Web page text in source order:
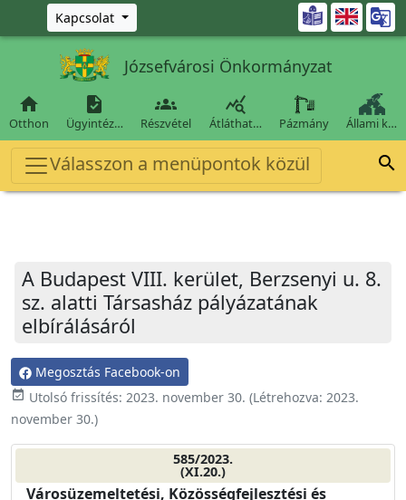
Ugrás a fő tartalomra
Kapcsolat 
Józsefvárosi Önkormányzat

Otthon

Ügyintéz…

Részvétel

Átláthat… Pázmány Állami k…
Válasszon a menüpontok közül 
A Budapest VIII. kerület, Berzsenyi u. 8.
sz. alatti Társasház pályázatának
elbírálásáról
Megosztás Facebook-on
event_available Utolsó frissítés: 2023. november 30. (Létrehozva: 2023.
november 30.)
585/2023.
(XI.20.)
Városüzemeltetési, Közösségfejlesztési és